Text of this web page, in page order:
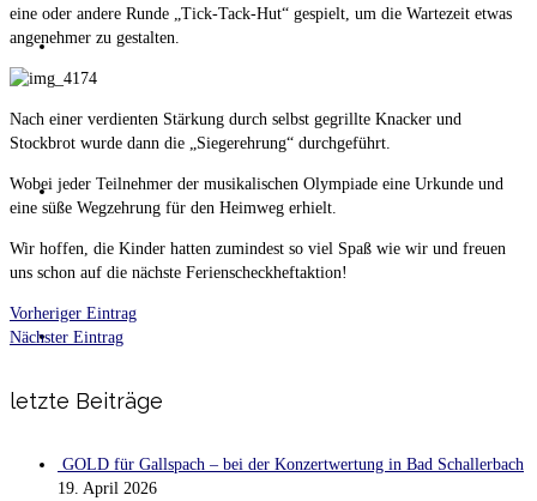
Fotos
Sponsoren
Kontakt
eine oder andere Runde „Tick-Tack-Hut“ gespielt, um die Wartezeit etwas
angenehmer zu gestalten.
Nach einer verdienten Stärkung durch selbst gegrillte Knacker und
Stockbrot wurde dann die „Siegerehrung“ durchgeführt.
Wobei jeder Teilnehmer der musikalischen Olympiade eine Urkunde und
eine süße Wegzehrung für den Heimweg erhielt.
Wir hoffen, die Kinder hatten zumindest so viel Spaß wie wir und freuen
uns schon auf die nächste Ferienscheckheftaktion!
Vorheriger Eintrag
Nächster Eintrag
letzte Beiträge
GOLD für Gallspach – bei der Konzertwertung in Bad Schallerbach
19. April 2026